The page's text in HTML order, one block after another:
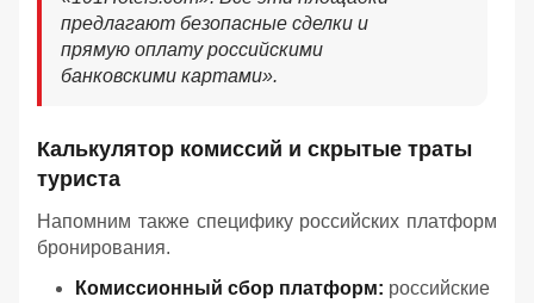
предлагают безопасные сделки и
прямую оплату российскими
банковскими картами».
Калькулятор комиссий и скрытые траты
туриста
Напомним также специфику российских платформ
бронирования.
Комиссионный сбор платформ: российские